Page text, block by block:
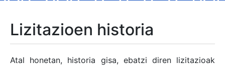
Erakutsi/Ezkutatu
Lizitazioen historia
Atal honetan, historia gisa, ebatzi diren lizitazioak